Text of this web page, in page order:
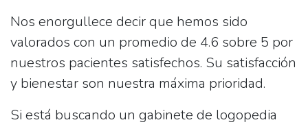
Nos enorgullece decir que hemos sido
valorados con un promedio de 4.6 sobre 5 por
nuestros pacientes satisfechos. Su satisfacción
y bienestar son nuestra máxima prioridad.
Si está buscando un gabinete de logopedia